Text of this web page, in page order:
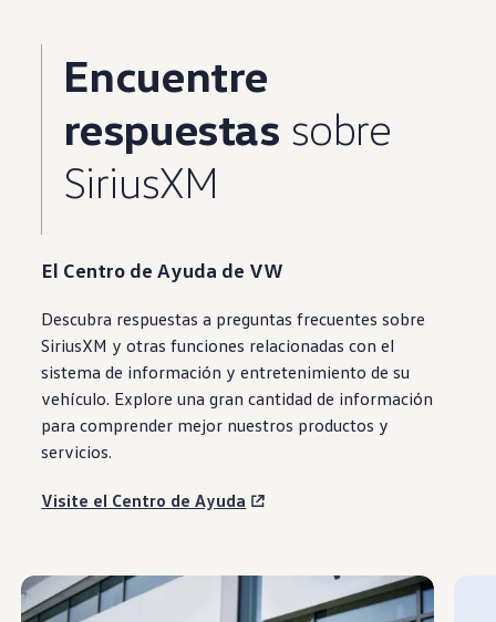
Encuentre
respuestas sobre
SiriusXM
El Centro de Ayuda de VW
Descubra respuestas a preguntas frecuentes sobre
SiriusXM y otrasfunciones relacionadas con el
sistema de información y entretenimiento de su
vehículo. Explore una gran cantidad de información
para comprender mejor nuestros productos y
servicios.
Visite el Centro de Ayuda